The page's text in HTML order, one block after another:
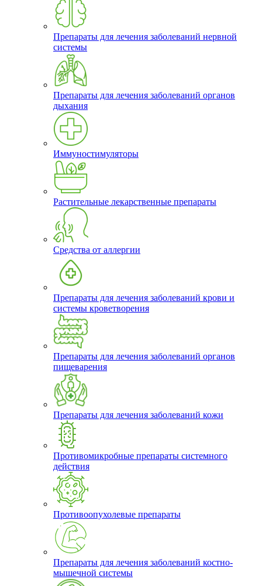
Препараты для лечения заболеваний нервной
системы
Препараты для лечения заболеваний органов
дыхания
Иммуностимуляторы
Растительные лекарственные препараты
Средства от аллергии
Препараты для лечения заболеваний крови и
системы кроветворения
Препараты для лечения заболеваний органов
пищеварения
Препараты для лечения заболеваний кожи
Противомикробные препараты системного
действия
Противоопухолевые препараты
Препараты для лечения заболеваний костно-
мышечной системы